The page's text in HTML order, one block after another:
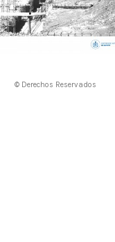
© Derechos Reservados